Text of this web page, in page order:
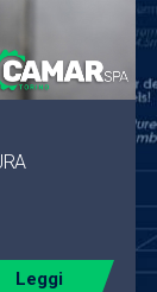
Leggi